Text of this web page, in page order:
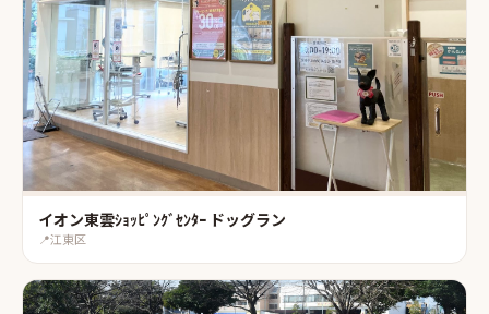
イオン東雲ｼｮｯﾋﾟﾝｸﾞｾﾝﾀｰ ドッグラン
📍江東区